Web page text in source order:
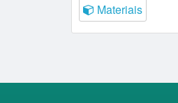
Materiais